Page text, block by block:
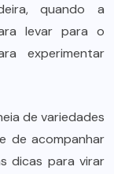
quando a
levar para o
experimentar
de variedades
de acompanhar
dicas para virar